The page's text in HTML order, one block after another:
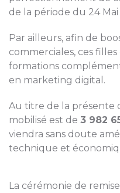
de la période du 24 Mai
Par ailleurs, afin de
commerciales, ces
formations
en marketing digital.
Au titre de la présente
mobilisé est de 3 982
viendra sans doute
technique et
La cérémonie de